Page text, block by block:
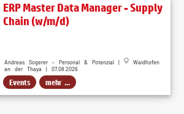
ERP Master Data Manager - Supply
Chain (w/m/d)
Andreas Sogerer - Personal & Potenzial |
Waidhofen
an der Thaya | 07.08.2026
Events mehr ...